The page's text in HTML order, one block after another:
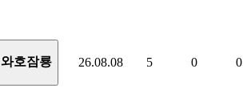
와호잠룡 26.08.08 5 0 0